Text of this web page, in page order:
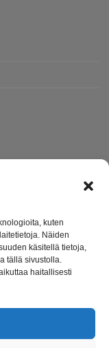
kuten
Näiden
käsitellä tietoja,
tällä sivustolla.
haitallisesti
verkossa.
on vain 1-4